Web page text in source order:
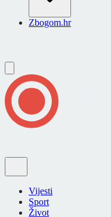
Zbogom.hr
Vijesti
Sport
Život